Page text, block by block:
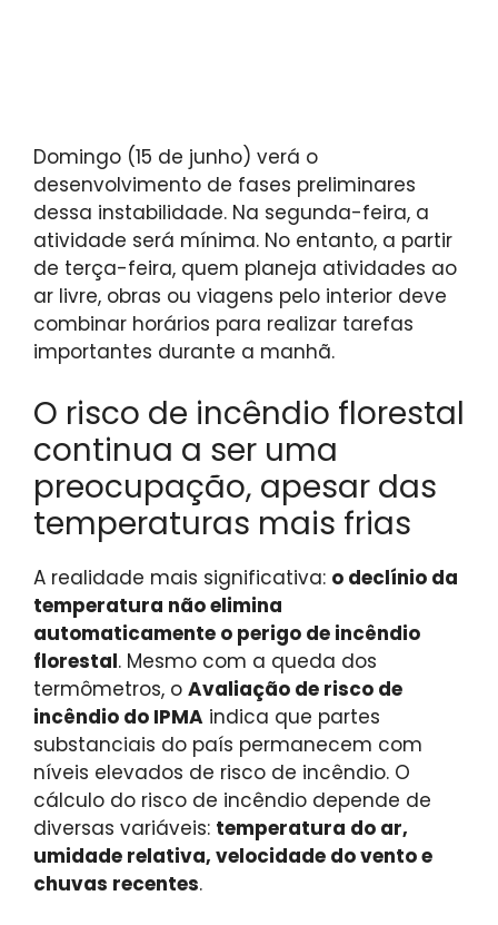
Domingo (15 de junho) verá o
desenvolvimento de fases preliminares
dessa instabilidade. Na segunda-feira, a
atividade será mínima. No entanto, a partir
de terça-feira, quem planeja atividades ao
ar livre, obras ou viagens pelo interior deve
combinar horários para realizar tarefas
importantes durante a manhã.
O risco de incêndio florestal
continua a ser uma
preocupação, apesar das
temperaturas mais frias
A realidade mais significativa: o declínio da
temperatura não elimina
automaticamente o perigo de incêndio
florestal. Mesmo com a queda dos
termômetros, o Avaliação de risco de
incêndio do IPMA indica que partes
substanciais do país permanecem com
níveis elevados de risco de incêndio. O
cálculo do risco de incêndio depende de
diversas variáveis: temperatura do ar,
umidade relativa, velocidade do vento e
chuvas recentes.